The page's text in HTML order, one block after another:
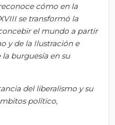
econoce cómo en la
se transformó la
el mundo a partir
y de la Ilustración e
burguesía en su
del liberalismo y su
político,